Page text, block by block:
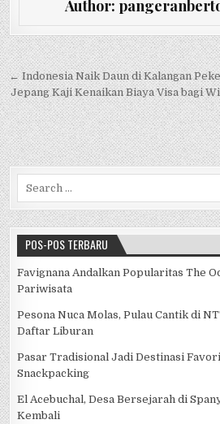
e
b
o
o
k
te
r
s
A
p
p
h
at
Author:
Navigasi pos
← Indonesia Naik Daun di Kalangan
Jepang Kaji Kenaikan Biaya Visa bagi
Search for:
POS-POS TERBARU
Favignana Andalkan Popularitas The
Pariwisata
Pesona Nuca Molas, Pulau Cantik di
Daftar Liburan
Pasar Tradisional Jadi Destinasi
Snackpacking
El Acebuchal, Desa Bersejarah di
Kembali